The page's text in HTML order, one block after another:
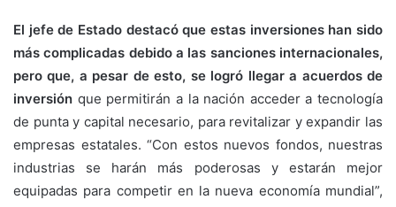
El jefe de Estado destacó que estas inversiones han sido
más complicadas debido a las sanciones internacionales,
pero que, a pesar de esto, se logró llegar a acuerdos de
inversión que permitirán a la nación acceder a tecnología
de punta y capital necesario, para revitalizar y expandir las
empresas estatales. “Con estos nuevos fondos, nuestras
industrias se harán más poderosas y estarán mejor
equipadas para competir en la nueva economía mundial”,